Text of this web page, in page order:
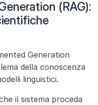
(RAG):
Generation
della conoscenza
linguistici.
il sistema proceda